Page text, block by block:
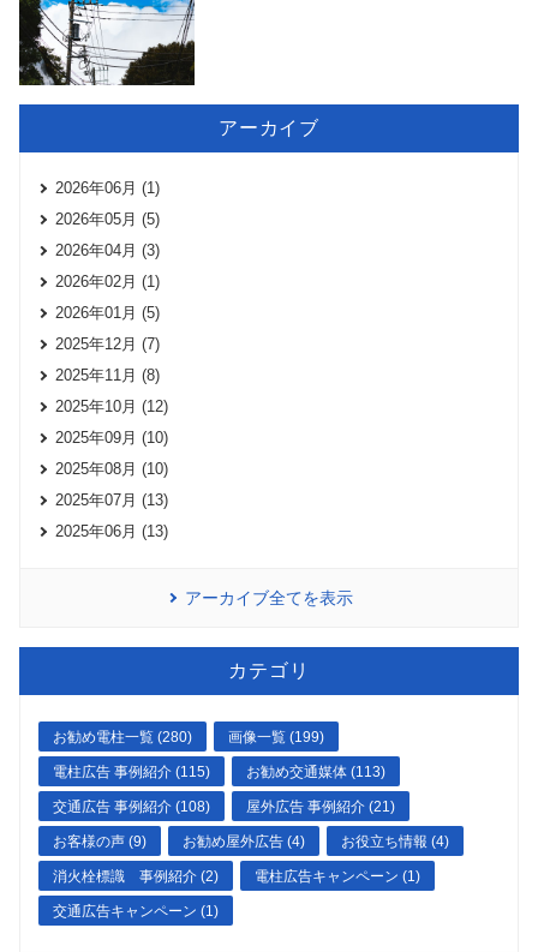
アーカイブ
2026年06月 (1)
2026年05月 (5)
2026年04月 (3)
2026年02月 (1)
2026年01月 (5)
2025年12月 (7)
2025年11月 (8)
2025年10月 (12)
2025年09月 (10)
2025年08月 (10)
2025年07月 (13)
2025年06月 (13)
アーカイブ全てを表示
カテゴリ
お勧め電柱一覧 (280) 画像一覧 (199)
電柱広告 事例紹介 (115) お勧め交通媒体 (113)
交通広告 事例紹介 (108) 屋外広告 事例紹介 (21)
お客様の声 (9) お勧め屋外広告 (4) お役立ち情報 (4)
消火栓標識 事例紹介 (2) 電柱広告キャンペーン (1)
交通広告キャンペーン (1)